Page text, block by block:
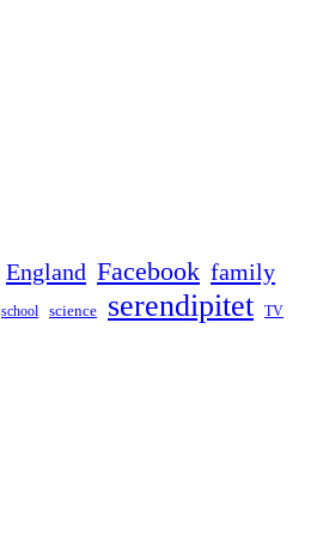
England Facebook family
school science serendipitet TV